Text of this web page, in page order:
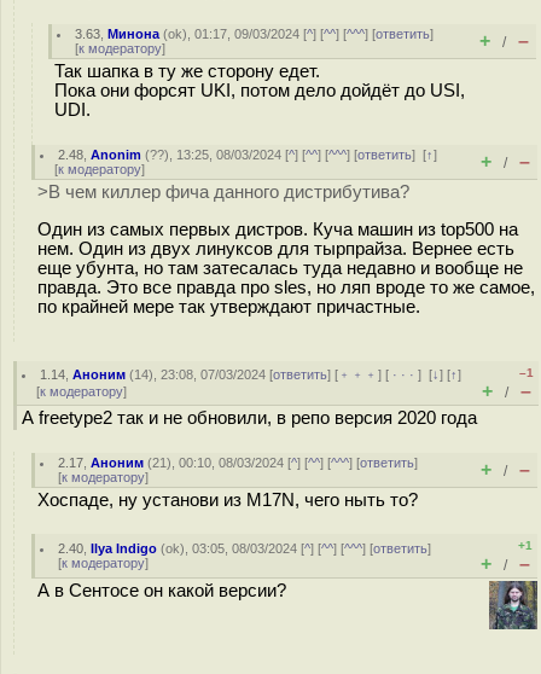
3.63 ,Минона (ok), 01:17, 09/03/2024 [^] [^^] [^^^] [ответить]
[к модератору] + / –
Так шапка в ту же сторону едет.
Пока они форсят UKI, потом дело дойдёт до USI,
UDI.
2.48 ,Anonim (??), 13:25, 08/03/2024 [^] [^^] [^^^] [ответить][↑]
[к модератору] + / –
>В чем киллер фича данного дистрибутива?
Один из самых первых дистров. Куча машин из top500 на
нем. Один из двух линуксов для тырпрайза. Вернее есть
еще убунта, но там затесалась туда недавно и вообще не
правда. Это все правда про sles, но ляп вроде то же самое,
по крайней мере так утверждают причастные.
1.14 ,Аноним (14), 23:08, 07/03/2024 [ответить] [ ﹢﹢﹢] [ · · ·][↓] [↑]
[к модератору]
–1
+ / –
А freetype2 так и не обновили, в репо версия 2020 года
2.17 ,Аноним (21), 00:10, 08/03/2024 [^] [^^] [^^^] [ответить]
[к модератору] + / –
Хоспаде, ну установи из M17N, чего ныть то?
2.40 ,Ilya Indigo (ok), 03:05, 08/03/2024 [^] [^^] [^^^] [ответить]
[к модератору]
+1
+ / –
А в Сентосе он какой версии?